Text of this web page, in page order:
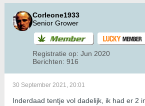
Corleone1933
Senior Grower
Registratie op: Jun 2020
Berichten: 916
30 September 2021, 20:01
Inderdaad tentje vol dadelijk, ik had er 2